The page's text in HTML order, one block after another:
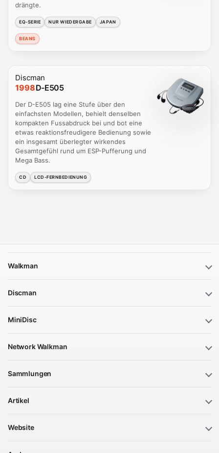
drängte.
EQ-SERIE NUR WIEDERGABE JAPAN
BEANS
Discman
1998D-E505
Der D-E505 lag eine Stufe über den
einfachsten Modellen, behielt denselben
kompakten Fussabdruck bei und bot eine
etwas reaktionsfreudigere Bedienung sowie
ein insgesamt überlegter wirkendes
Gesamtgefühl rund um ESP-Pufferung und
Mega Bass.
CD LCD-FERNBEDIENUNG
Walkman
Discman
MiniDisc
Network Walkman
Sammlungen
Artikel
Website